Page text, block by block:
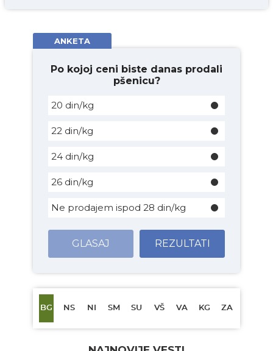
ANKETA
Po kojoj ceni biste danas prodali
pšenicu?
20 din/kg
22 din/kg
24 din/kg
26 din/kg
Ne prodajem ispod 28 din/kg
GLASAJ REZULTATI
BG NS NI SM SU VŠ VA KG ZA